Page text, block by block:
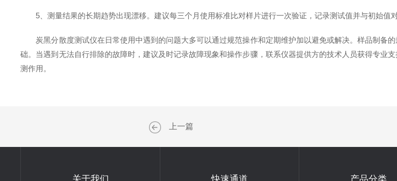
5、测量结果的长期趋势出现漂移。建议每三个月使用标准比对样片进行一次验证，记录测试值并与初始值
炭黑分散度测试仪在日常使用中遇到的问题大多可以通过规范操作和定期维护加以避免或解决。样品制备
础。当遇到无法自行排除的故障时，建议及时记录故障现象和操作步骤，联系仪器提供方的技术人员获得专业
测作用。
上一篇
关于我们 快速通道 产品分类